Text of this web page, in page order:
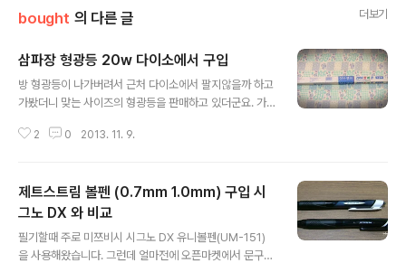
bought 의 다른 글 더보기
삼파장 형광등 20w 다이소에서 구입
방 형광등이 나가버려서 근처 다이소에서 팔지않을까 하고
가봤더니 맞는 사이즈의 형광등을 판매하고 있더군요. 가
었습니다. 사용하던 번개표를 찾았는데 판매되는 제품 모
데 집 근처 다이소에서는 찾을 수 없었습니다. 직관형광램
프(FL20S-D/18) 20w 삼파장 주광색 /장수램프 역시 원
산지는 중국이었습니다. 형광등을 교체해보니 제품에는 이
상이 없었습니다.
2 0 2013. 11. 9.
제트스트림 볼펜 (0.7mm 1.0mm) 구입 시
그노 DX 와 비교
필기할때 주로 미쯔비시 시그노 DX 유니볼펜(UM-151)
을 사용해왔습니다. 그런데 얼마전에 오픈마켓에서 문구류